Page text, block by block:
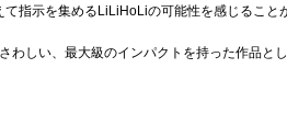
指示を集めるLiLiHoLiの可能性を感じること
わしい、最大級のインパクトを持った作品とし